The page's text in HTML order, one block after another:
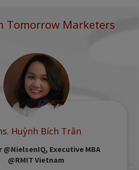
Tomorrow Marketers
Nguyễn Duy Tường
Marketing Officer @National
Citizen Bank